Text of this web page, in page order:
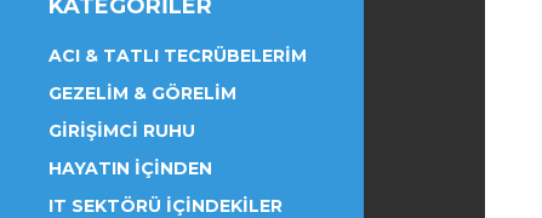
KATEGORILER
ACI & TATLI TECRÜBELERIM
GEZELIM & GÖRELIM
GIRIŞIMCI RUHU
HAYATIN İÇINDEN
IT SEKTÖRÜ İÇINDEKILER